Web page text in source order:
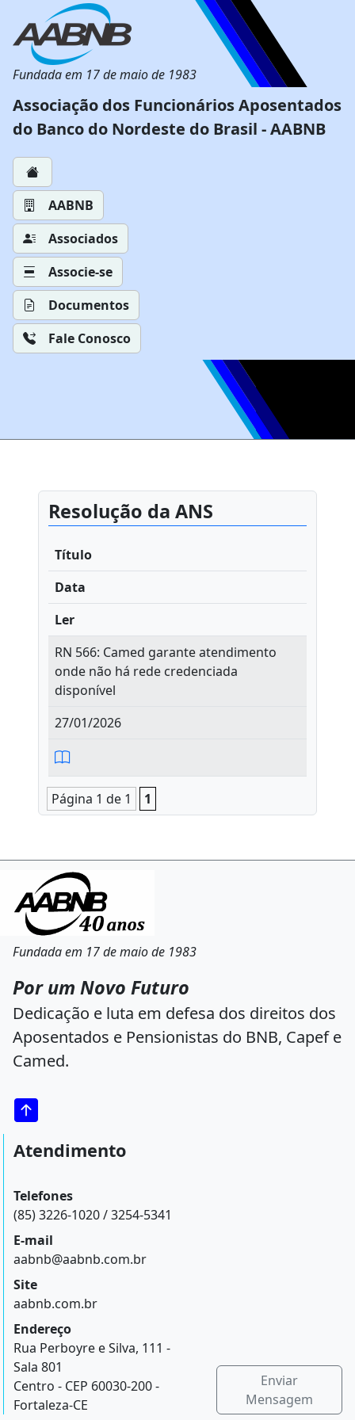
Fundada em 17 de maio de 1983
Associação dos Funcionários Aposentados
do Banco do Nordeste do Brasil - AABNB
AABNB
Associados
Associe-se
Documentos
Fale Conosco
Resolução da ANS
Título
Data
Ler
RN 566: Camed garante atendimento
onde não há rede credenciada
disponível
27/01/2026
Página 1 de 1 1
Fundada em 17 de maio de 1983
Por um Novo Futuro
Dedicação e luta em defesa dos direitos dos
Aposentados e Pensionistas do BNB, Capef e
Camed.
Atendimento
Telefones
(85) 3226-1020 / 3254-5341
E-mail
aabnb@aabnb.com.br
Site
aabnb.com.br
Endereço
Rua Perboyre e Silva, 111 -
Sala 801
Centro - CEP 60030-200 -
Fortaleza-CE
Enviar
Mensagem